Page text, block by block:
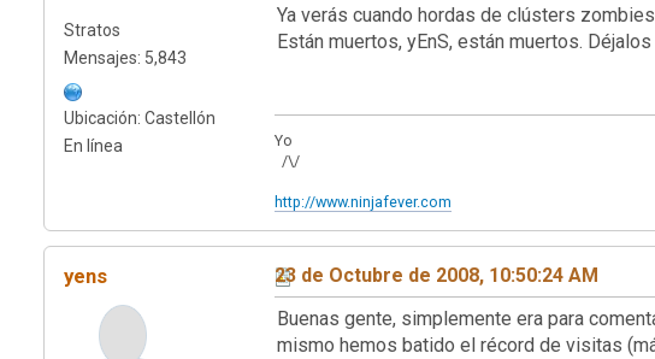
Stratos
Mensajes: 5,843
Ubicación: Castellón
En línea
Ya verás cuando hordas de clústers
Están muertos, yEnS, están muertos.
Yo
/\/
http://www.ninjafever.com
yens
23 de Octubre de 2008, 10:50:24 AM
Buenas gente, simplemente era para
mismo hemos batido el récord de visitas